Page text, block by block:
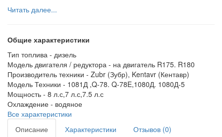
Читать далее...
Общие характеристики
Тип топлива - дизель
Модель двигателя / редуктора - на двигатель R175. R180
Производитель техники - Zubr (Зубр), Kentavr (Кентавр)
Модель Техники - 1081Д ,Q-78. Q-78E,1080Д. 1080Д-5
Мощность - 8 л.с,7 л.с,7.5 л.с
Охлаждение - водяное
Все характеристики
Описание
Характеристики Отзывов (0)